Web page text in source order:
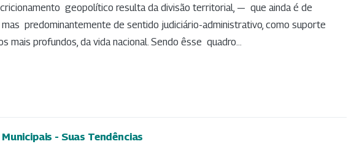
geopolítico resulta da divisão territorial, — que ainda é de
mas predominantemente de sentido judiciário-administrativo, como suporte
mais profundos, da vida nacional. Sendo êsse quadro...
- Suas Tendências